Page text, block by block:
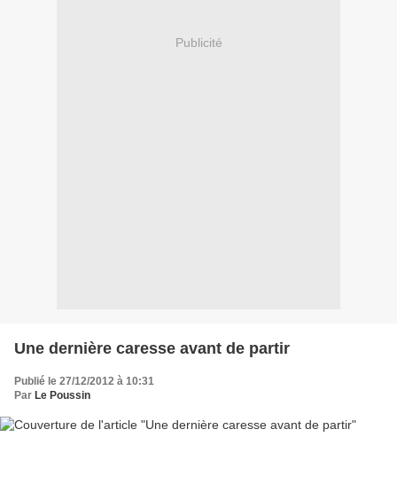
Publicité
Une dernière caresse avant de partir
Publié le 27/12/2012 à 10:31
Par Le Poussin